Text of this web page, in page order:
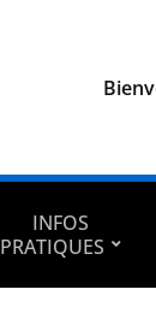
INFOS
PRATIQUES